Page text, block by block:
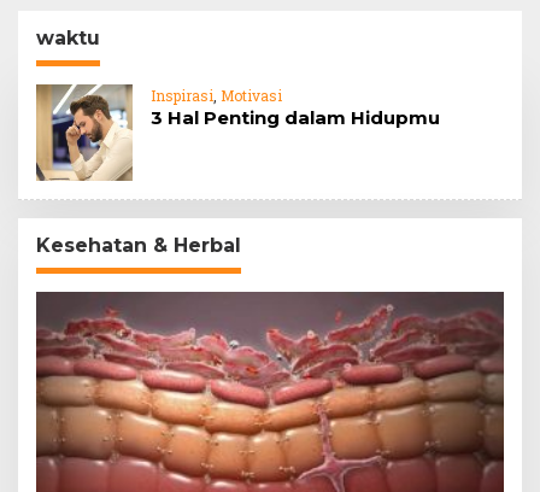
waktu
Inspirasi Motivasi
3 Hal Penting dalam Hidupmu
Kesehatan & Herbal